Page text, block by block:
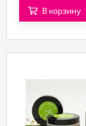
(120 ML)В корзину